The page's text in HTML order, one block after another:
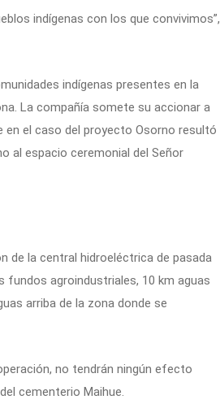
indígenas con los que convivimos”,
indígenas presentes en la
La compañía somete su accionar a
en el caso del proyecto Osorno resultó
al espacio ceremonial del Señor
de la central hidroeléctrica de pasada
fundos agroindustriales, 10 km aguas
arriba de la zona donde se
no tendrán ningún efecto
cementerio Maihue.